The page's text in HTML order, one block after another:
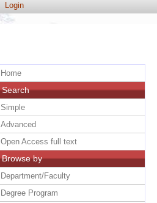
Login
Home
Search
Simple
Advanced
Open Access full text
Browse by
Department/Faculty
Degree Program